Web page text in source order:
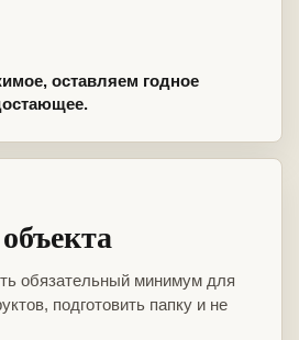
оставляем годное
обязательный минимум для
подготовить папку и не